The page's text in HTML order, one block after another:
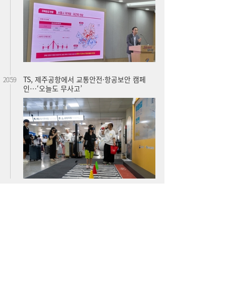
TS, 제주공항에서 교통안전·항공보안 캠페
인…‘오늘도 무사고’
SK하이닉스 54조 베팅…용인엔 D램, 청주는
낸드